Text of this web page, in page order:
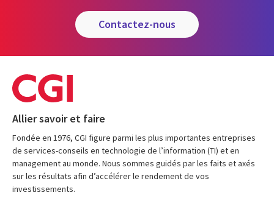
contactez-nous
Allier savoir et faire
Fondée en 1976, CGI figure parmi les plus importantes entreprises
de services-conseils en technologie de l’information (TI) et en
management au monde. Nous sommes guidés par les faits et axés
sur les résultats afin d’accélérer le rendement de vos
investissements.